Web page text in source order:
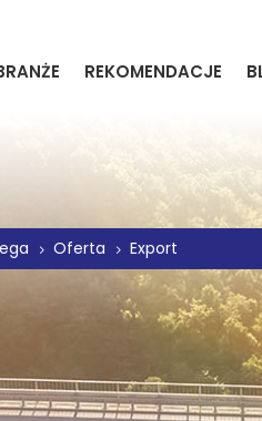
REKOMENDACJE
5 Oferta 5 Export